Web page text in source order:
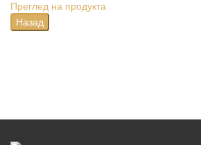
Преглед на продукта